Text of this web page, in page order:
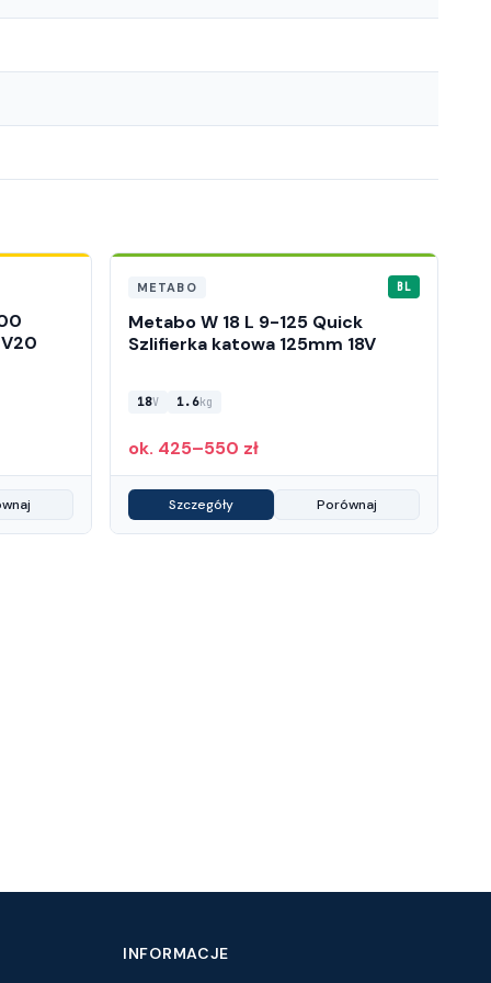
METABO BL
Metabo W 18 L 9-125 Quick
Szlifierka katowa 125mm 18V
18V 1.6kg
ok. 425–550 zł
Szczegóły Porównaj
INFORMACJE